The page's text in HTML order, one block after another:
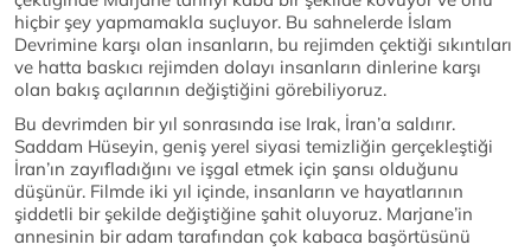
hiçbir şey yapmamakla suçluyor. Bu sahnelerde İslam
Devrimine karşı olan insanların, bu rejimden çektiği sıkıntıları
ve hatta baskıcı rejimden dolayı insanların dinlerine karşı
olan bakış açılarının değiştiğini görebiliyoruz.
Bu devrimden bir yıl sonrasında ise Irak, İran’a saldırır.
Saddam Hüseyin, geniş yerel siyasi temizliğin gerçekleştiği
İran’ın zayıfladığını ve işgal etmek için şansı olduğunu
düşünür. Filmde iki yıl içinde, insanların ve hayatlarının
şiddetli bir şekilde değiştiğine şahit oluyoruz. Marjane’in
annesinin bir adam tarafından çok kabaca başörtüsünü